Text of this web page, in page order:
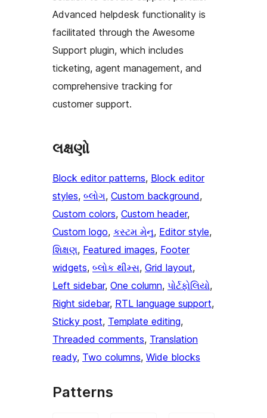
Advanced helpdesk functionality is
facilitated through the Awesome
Support plugin, which includes
ticketing, agent management, and
comprehensive tracking for
customer support.
લક્ષણો
Block editor patterns, Block editor
styles, બ્લોગ, Custom background
Custom colors, Custom header
Custom logo, કસ્ટમ મેનુ, Editor style
શિક્ષણ, Featured images, Footer
widgets, બ્લોક થીમ્સ, Grid layout
Left sidebar, One column, પોર્ટફોલિયો
Right sidebar, RTL language support
Sticky post, Template editing
Threaded comments, Translation
ready, Two columns, Wide blocks
Patterns